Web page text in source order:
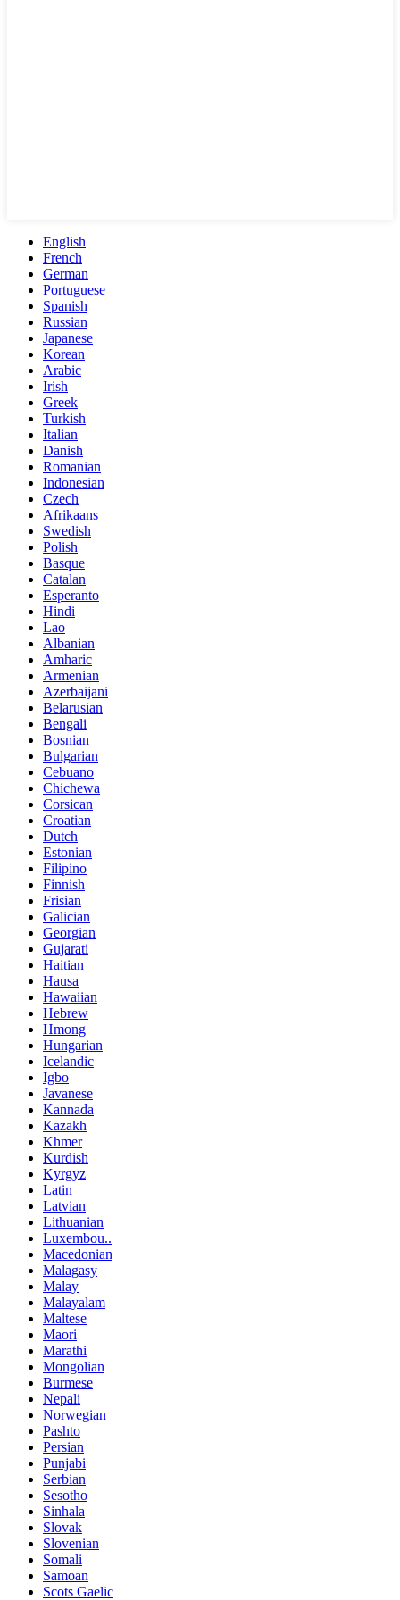
English
French
German
Portuguese
Spanish
Russian
Japanese
Korean
Arabic
Irish
Greek
Turkish
Italian
Danish
Romanian
Indonesian
Czech
Afrikaans
Swedish
Polish
Basque
Catalan
Esperanto
Hindi
Lao
Albanian
Amharic
Armenian
Azerbaijani
Belarusian
Bengali
Bosnian
Bulgarian
Cebuano
Chichewa
Corsican
Croatian
Dutch
Estonian
Filipino
Finnish
Frisian
Galician
Georgian
Gujarati
Haitian
Hausa
Hawaiian
Hebrew
Hmong
Hungarian
Icelandic
Igbo
Javanese
Kannada
Kazakh
Khmer
Kurdish
Kyrgyz
Latin
Latvian
Lithuanian
Luxembou..
Macedonian
Malagasy
Malay
Malayalam
Maltese
Maori
Marathi
Mongolian
Burmese
Nepali
Norwegian
Pashto
Persian
Punjabi
Serbian
Sesotho
Sinhala
Slovak
Slovenian
Somali
Samoan
Scots Gaelic